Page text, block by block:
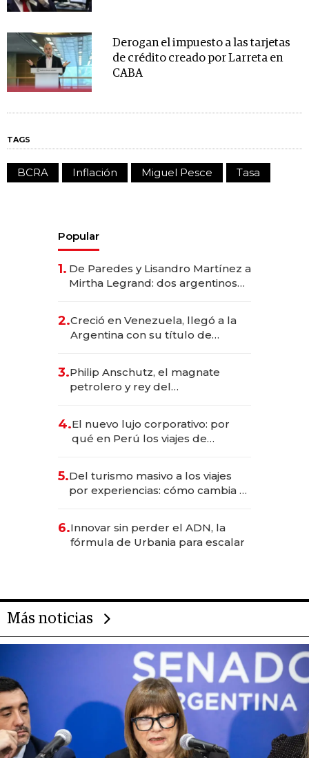
Derogan el impuesto a las tarjetas
de crédito creado por Larreta en
CABA
TAGS
BCRA Inflación Miguel Pesce Tasa
Popular
1. De Paredes y Lisandro Martínez a
Mirtha Legrand: dos argentinos
2.Creció en Venezuela, llegó a la
Argentina con su título de
las marcas "fast premium"
3.Philip Anschutz, el magnate
petrolero y rey del
Fénix
4.El nuevo lujo corporativo: por
qué en Perú los viajes de
transformadoras
5.Del turismo masivo a los viajes
por experiencias: cómo cambia el
6.Innovar sin perder el ADN, la
fórmula de Urbania para escalar
Más noticias